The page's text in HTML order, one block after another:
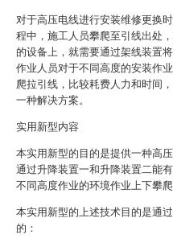
对于高压电线进行安装维修更换
程中，施工人员攀爬至引线出处
的设备上，就需要通过架线装置
作业人员对于不同高度的安装作
爬拉引线，比较耗费人力和时间
一种解决方案。
实用新型内容
本实用新型的目的是提供一种高
通过升降装置一和升降装置二能
不同高度作业的环境作业上下攀
本实用新型的上述技术目的是通
的：